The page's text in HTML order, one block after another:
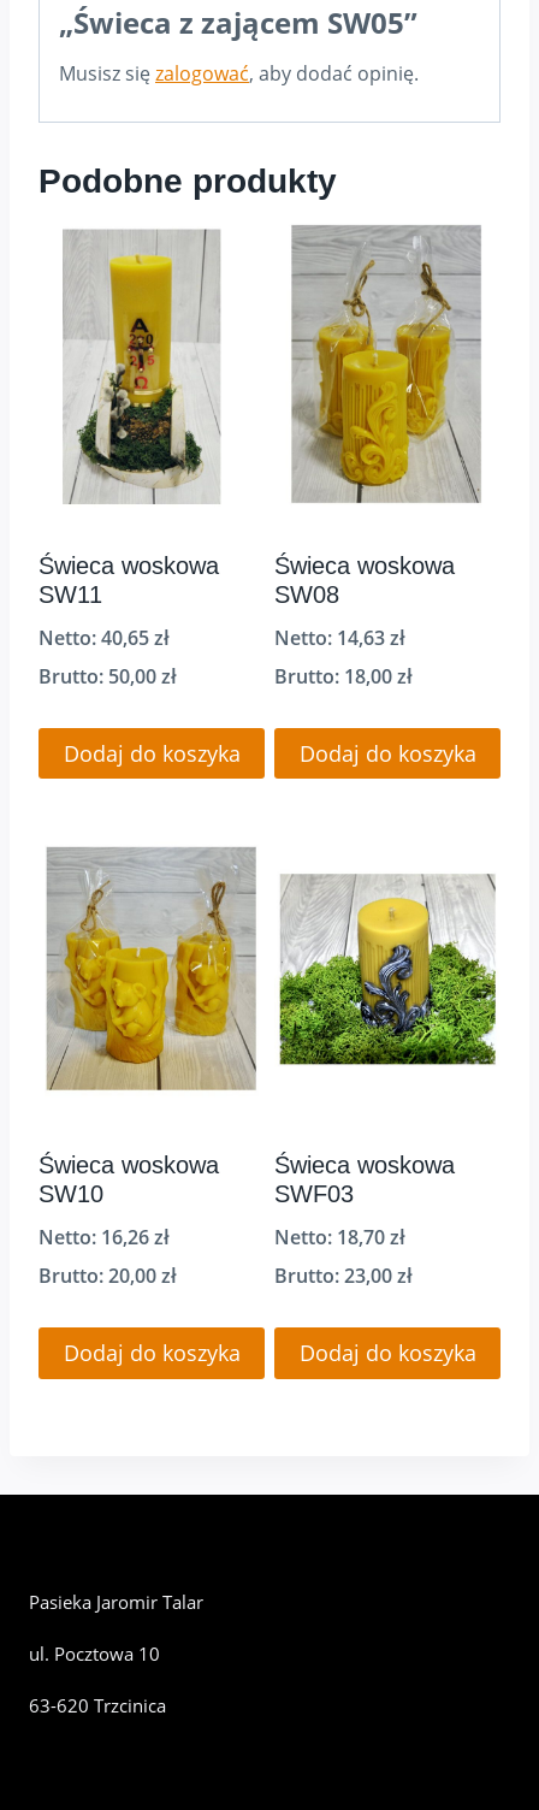
„Świeca z zającem SW05”
Musisz sięzalogować, aby dodać opinię.
Podobne produkty
Świeca woskowa
SW11
Netto:40,65zł
Brutto: 50,00zł
Dodaj do koszyka
Świeca woskowa
SW08
Netto: 14,63zł
Brutto: 18,00zł
Dodaj do koszyka
Świeca woskowa
SW10
Netto: 16,26zł
Brutto:20,00zł
Dodaj do koszyka
Świeca woskowa
SWF03
Netto: 18,70zł
Brutto:23,00zł
Dodaj do koszyka
Pasieka Jaromir Talar
ul. Pocztowa 10
63-620 Trzcinica